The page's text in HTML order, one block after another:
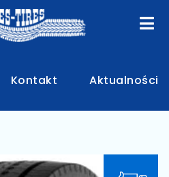
Kontakt Aktualności